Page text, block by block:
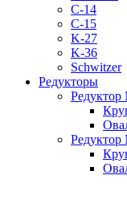
C-14
C-15
K-27
K-36
Schwitzer
Редукторы
Редуктор
Редуктор